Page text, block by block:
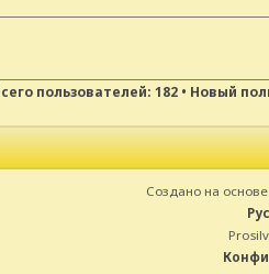
пользователей: 182• Новый
Создано на основе